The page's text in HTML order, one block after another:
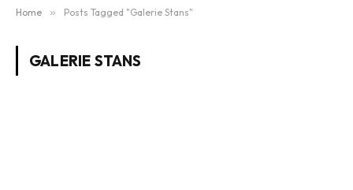
Home » Posts Tagged "Galerie Stans"
GALERIE STANS